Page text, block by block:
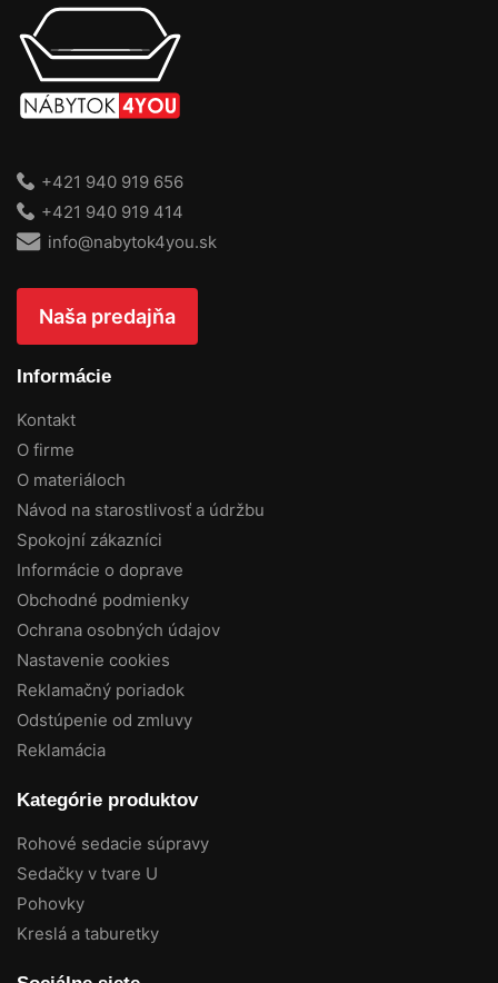
+421 940 919 656
+421 940 919 414
info@nabytok4you.sk
Naša predajňa
Informácie
Kontakt
O firme
O materiáloch
Návod na starostlivosť a údržbu
Spokojní zákazníci
Informácie o doprave
Obchodné podmienky
Ochrana osobných údajov
Nastavenie cookies
Reklamačný poriadok
Odstúpenie od zmluvy
Reklamácia
Kategórie produktov
Rohové sedacie súpravy
Sedačky v tvare U
Pohovky
Kreslá a taburetky